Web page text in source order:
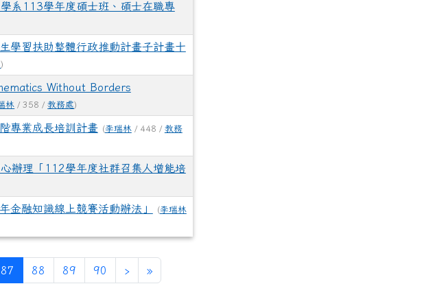
系113學年度碩士班、碩士在職專
學習扶助整體行政推動計畫子計畫十
)
Without Borders
林 / 358 /教務處)
專業成長培訓計畫 (李瑞林/ 448 / 教務
辦理「112學年度社群召集人增能培
金融知識線上競賽活動辦法」 (李瑞林
87 (目前頁次)
88 89 90 ›下一頁
»最後頁